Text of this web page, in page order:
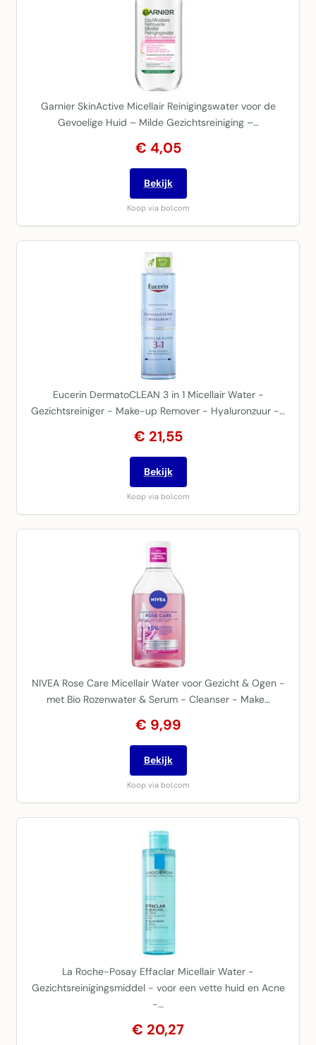
Garnier SkinActive Micellair Reinigingswater voor de
Gevoelige Huid – Milde Gezichtsreiniging –…
€ 4,05
Bekijk
Koop via bol.com
Eucerin DermatoCLEAN 3 in 1 Micellair Water -
Gezichtsreiniger - Make-up Remover - Hyaluronzuur -…
€ 21,55
Bekijk
Koop via bol.com
NIVEA Rose Care Micellair Water voor Gezicht & Ogen -
met Bio Rozenwater & Serum - Cleanser - Make…
€ 9,99
Bekijk
Koop via bol.com
La Roche-Posay Effaclar Micellair Water -
Gezichtsreinigingsmiddel - voor een vette huid en Acne
-…
€ 20,27